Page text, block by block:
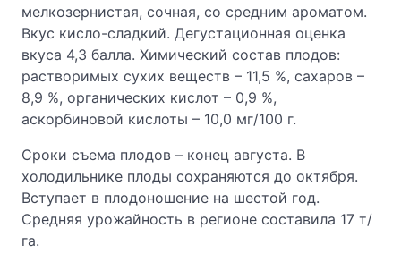
мелкозернистая, сочная, со средним ароматом.
Вкус кисло-сладкий. Дегустационная оценка
вкуса 4,3 балла. Химический состав плодов:
растворимых сухих веществ – 11,5 %, сахаров –
8,9 %, органических кислот – 0,9 %,
аскорбиновой кислоты – 10,0 мг/100 г.
Сроки съема плодов – конец августа. В
холодильнике плоды сохраняются до октября.
Вступает в плодоношение на шестой год.
Средняя урожайность в регионе составила 17 т/
га.